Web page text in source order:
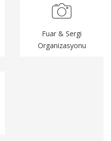
Fuar & Sergi
Organizasyonu